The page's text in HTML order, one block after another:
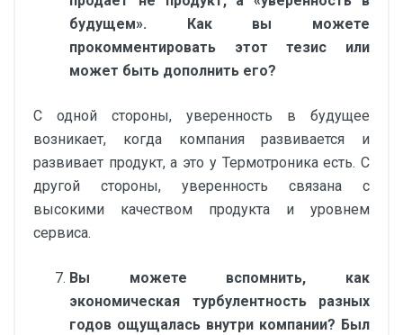
будущем». Как вы можете
прокомментировать этот тезис или
может быть дополнить его?
С одной стороны, уверенность в будущее
возникает, когда компания развивается и
развивает продукт, а это у Термотроника есть. С
другой стороны, уверенность связана с
высокими качеством продукта и уровнем
сервиса.
Вы можете вспомнить, как
экономическая турбулентность разных
годов ощущалась внутри компании? Был